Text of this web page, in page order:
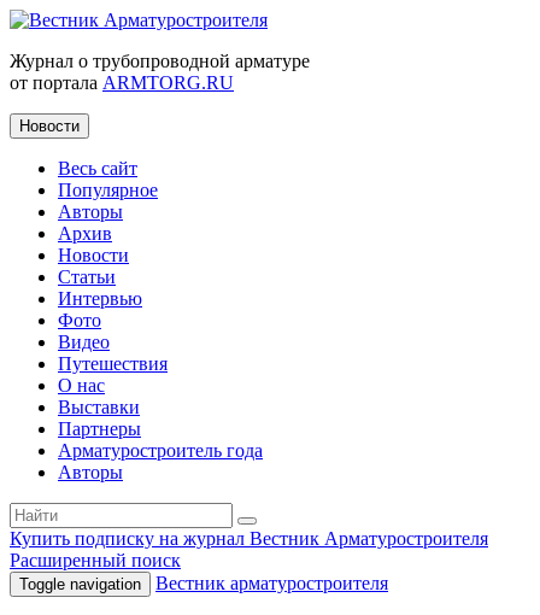
Журнал о трубопроводной арматуре
от портала ARMTORG.RU
Новости
Весь сайт
Популярное
Авторы
Архив
Новости
Статьи
Интервью
Фото
Видео
Путешествия
О нас
Выставки
Партнеры
Арматуростроитель года
Авторы
Купить подписку на журнал Вестник Арматуростроителя
Расширенный поиск
Toggle navigation Вестник арматуростроителя